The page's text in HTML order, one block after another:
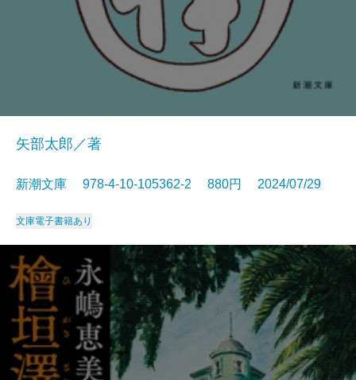
矢部太郎／著
新潮文庫 978-4-10-105362-2 880円 2024/07/29
文庫電子書籍あり